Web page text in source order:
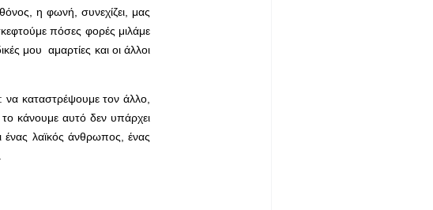
η φωνή, συνεχίζει, μας
πόσες φορές μιλάμε
μου αμαρτίες και οι άλλοι
καταστρέψουμε τον άλλο,
κάνουμε αυτό δεν υπάρχει
ένας λαϊκός άνθρωπος, ένας